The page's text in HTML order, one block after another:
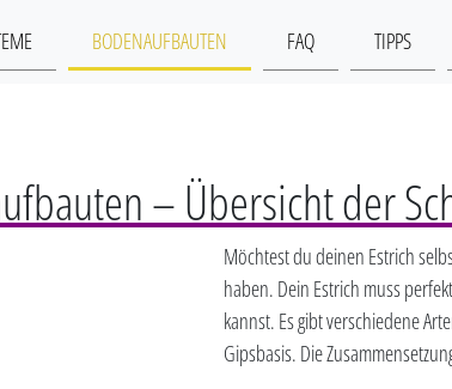
BODENAUFBAUTEN FAQ TIPPS
– Übersicht der
Möchtest du deinen Estrich
haben. Dein Estrich muss
kannst. Es gibt verschiedene
Gipsbasis. Die